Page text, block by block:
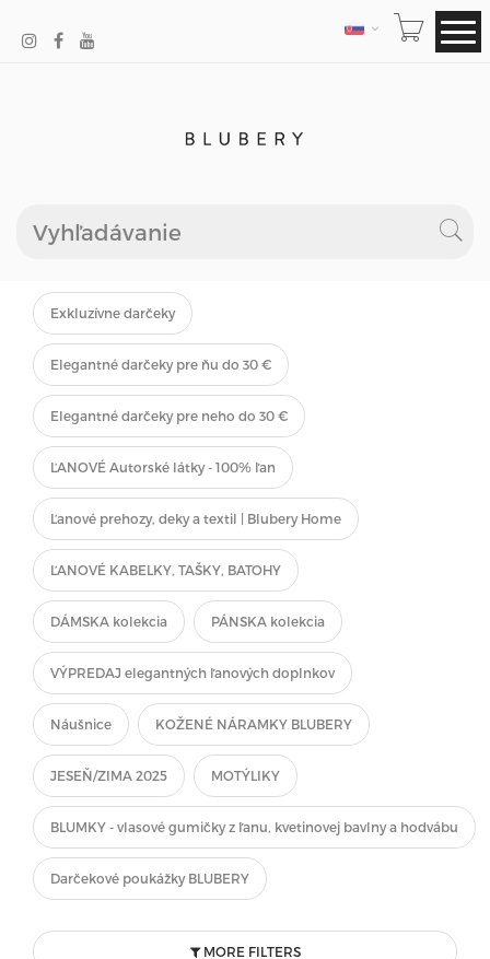
JAZYK
Exkluzívne darčeky
Elegantné darčeky pre ňu do 30 €
Elegantné darčeky pre neho do 30 €
ĽANOVÉ Autorské látky - 100% ľan
Ľanové prehozy, deky a textil | Blubery Home
ĽANOVÉ KABELKY, TAŠKY, BATOHY
DÁMSKA kolekcia PÁNSKA kolekcia
VÝPREDAJ elegantných ľanových doplnkov
Náušnice KOŽENÉ NÁRAMKY BLUBERY
JESEŇ/ZIMA 2025 MOTÝLIKY
BLUMKY - vlasové gumičky z ľanu, kvetinovej bavlny a hodvábu
Darčekové poukážky BLUBERY
MORE FILTERS